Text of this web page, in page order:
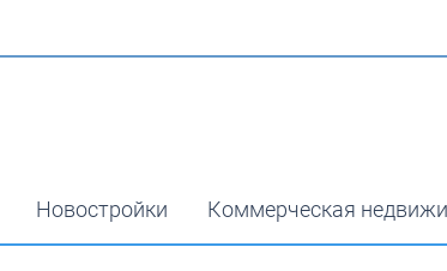
Новостройки Коммерческая